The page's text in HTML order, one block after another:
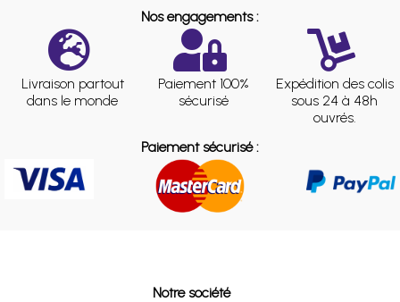
Nos engagements :
Livraison partout
dans le monde
Paiement 100%
sécurisé
Expédition des colis
sous 24 à 48h
ouvrés.
Paiement sécurisé :
Notre société